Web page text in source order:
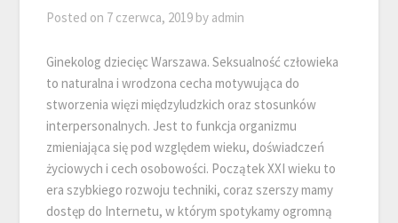
Posted on 7 czerwca, 2019 by admin
Ginekolog dziecięc Warszawa. Seksualność człowieka
to naturalna i wrodzona cecha motywująca do
stworzenia więzi międzyludzkich oraz stosunków
interpersonalnych. Jest to funkcja organizmu
zmieniająca się pod względem wieku, doświadczeń
życiowych i cech osobowości. Początek XXI wieku to
era szybkiego rozwoju techniki, coraz szerszy mamy
dostęp do Internetu, w którym spotykamy ogromną